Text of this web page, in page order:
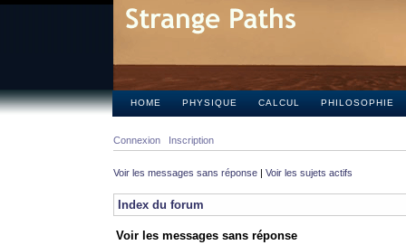
HOME PHYSIQUE CALCUL PHILOSOPHIE
Connexion Inscription
Voir les messages sans réponse | Voir les sujets actifs
Index du forum
Voir les messages sans réponse